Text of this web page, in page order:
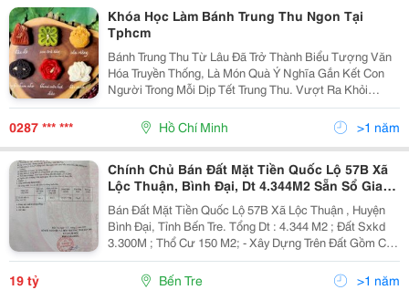
Khóa Học Làm Bánh Trung Thu Ngon Tại
Tphcm
Bánh Trung Thu Từ Lâu Đã Trở Thành Biểu Tượng Văn
Hóa Truyền Thống, Là Món Quà Ý Nghĩa Gắn Kết Con
Người Trong Mỗi Dịp Tết Trung Thu. Vượt Ra Khỏi
Khuôn Khổ Của Một Món Bánh Đơn Thuần, Bánh Trung
Thu Còn Là Sợi Dây Kết Nối Yêu Thương, Thể Hiện
0287 *** *** Hồ Chí Minh >1 năm
Chính Chủ Bán Đất Mặt Tiền Quốc Lộ 57B Xã
Lộc Thuận, Bình Đại, Dt 4.344M2 Sẵn Sổ Giao
Dịch
Bán Đất Mặt Tiền Quốc Lộ 57B Xã Lộc Thuận , Huyện
Bình Đại, Tỉnh Bến Tre. Tổng Dt : 4.344 M2 ; Đất Sxkd
3.300M ; Thổ Cư 150 M2; - Xây Dựng Trên Đất Gồm Có:
1/ Nhà Xưởng Kiên Cố 880 M2 ; 2/ Nhà Xưởng Kiên Cố
836 M2 ; 3/ Nhà Xưởng Sản Xuất...
19 tỷ Bến Tre >1 năm